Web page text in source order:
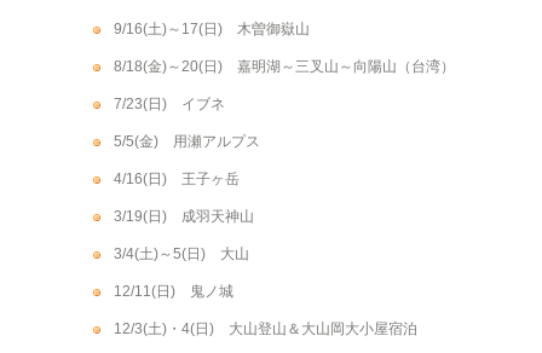
9/16(土)～17(日) 木曽御嶽山
8/18(金)～20(日) 嘉明湖～三叉山～向陽山（台湾）
7/23(日) イブネ
5/5(金) 用瀬アルプス
4/16(日) 王子ヶ岳
3/19(日) 成羽天神山
3/4(土)～5(日) 大山
12/11(日) 鬼ノ城
12/3(土)・4(日) 大山登山＆大山岡大小屋宿泊